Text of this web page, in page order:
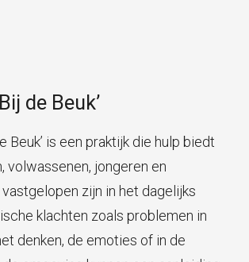
de Beuk’
Beuk’ is een praktijk die hulp biedt
volwassenen, jongeren en
vastgelopen zijn in het dagelijks
klachten zoals problemen in
denken, de emoties of in de